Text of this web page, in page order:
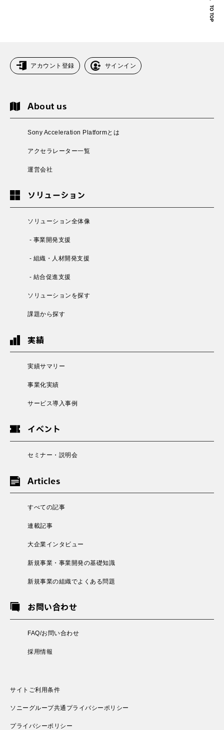
アカウント登録 サインイン
About us
Sony Acceleration Platformとは
アクセラレーター一覧
運営会社
ソリューション
ソリューション全体像
- 事業開発支援
- 組織・人材開発支援
- 結合促進支援
ソリューションを探す
課題から探す
実績
実績サマリー
事業化実績
サービス導入事例
イベント
セミナー・説明会
Articles
すべての記事
連載記事
大企業インタビュー
新規事業・事業開発の基礎知識
新規事業の組織でよくある問題
お問い合わせ
FAQ/お問い合わせ
採用情報
サイトご利用条件
ソニーグループ共通プライバシーポリシー
プライバシーポリシー